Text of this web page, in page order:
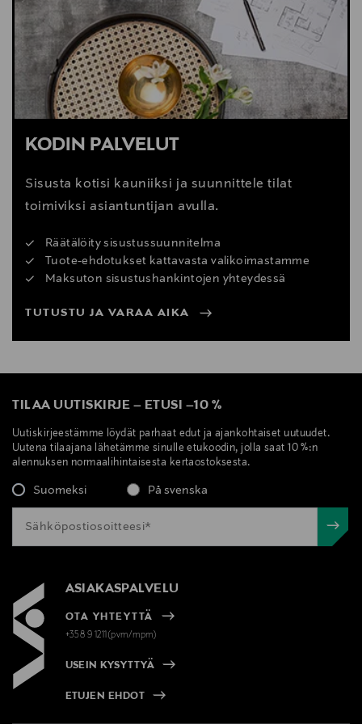
webshop@gubi.com
KODIN PALVELUT
Sisusta kotisi kauniiksi ja suunnittele tilat
toimiviksi asiantuntijan avulla.
Räätälöity sisustussuunnitelma
Tuote-ehdotukset kattavasta valikoimastamme
Maksuton sisustushankintojen yhteydessä
TUTUSTU JA VARAA AIKA
TILAA UUTISKIRJE – ETUSI –10 %
Uutiskirjeestämme löydät parhaat edut ja ajankohtaiset uutuudet.
Uutena tilaajana lähetämme sinulle etukoodin, jolla saat 10 %:n
alennuksen normaalihintaisesta kertaostoksesta.
Suomeksi På svenska
ASIAKASPALVELU
OTA YHTEYTTÄ
+358 9 1211(pvm/mpm)
USEIN KYSYTTYÄ
ETUJEN EHDOT